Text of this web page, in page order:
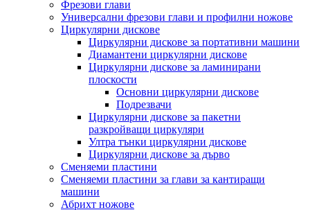
Фрезови глави
Универсални фрезови глави и профилни ножове
Циркулярни дискове
Циркулярни дискове за портативни машини
Диамантени циркулярни дискове
Циркулярни дискове за ламинирани
плоскости
Основни циркулярни дискове
Подрезвачи
Циркулярни дискове за пакетни
разкройващи циркуляри
Ултра тънки циркулярни дискове
Циркулярни дискове за дърво
Сменяеми пластини
Сменяеми пластини за глави за кантиращи
машини
Абрихт ножове